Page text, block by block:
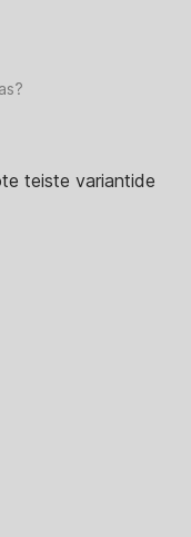
teiste variantide